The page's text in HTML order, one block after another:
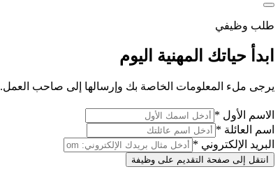
طلب وظيفي
ابدأ حياتك المهنية اليوم
يرجى ملء المعلومات الخاصة بك وإرسالها إلى صاحب العمل.
الاسم الأول *
اسم العائلة *
البريد الإلكتروني *
انتقل إلى صفحة التقديم على وظيفة